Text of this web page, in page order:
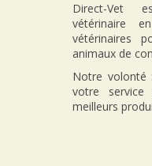
Direct-Vet
vétérinaire
vétérinaires
animaux de
Notre volonté
votre
meilleurs